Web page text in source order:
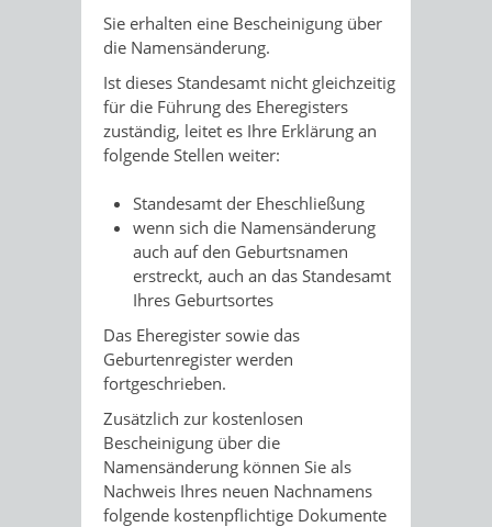
Sie erhalten eine Bescheinigung über
die Namensänderung.
Ist dieses Standesamt nicht gleichzeitig
für die Führung des Eheregisters
zuständig, leitet es Ihre Erklärung an
folgende Stellen weiter:
Standesamt der Eheschließung
wenn sich die Namensänderung
auch auf den Geburtsnamen
erstreckt, auch an das Standesamt
Ihres Geburtsortes
Das Eheregister sowie das
Geburtenregister werden
fortgeschrieben.
Zusätzlich zur kostenlosen
Bescheinigung über die
Namensänderung können Sie als
Nachweis Ihres neuen Nachnamens
folgende kostenpflichtige Dokumente